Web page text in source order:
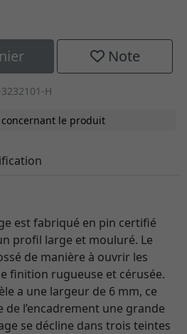
Note
H
le produit
est fabriqué en pin certifié
profil large et mouluré. Le
de manière à ouvrir les
finition rugueuse et cérusée.
a une largeur de 6 mm, ce
de l’encadrement une grande
se décline dans trois teintes